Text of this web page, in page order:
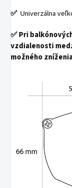
✅ Univerzálna
✅Pri
vzdialenosti
možného